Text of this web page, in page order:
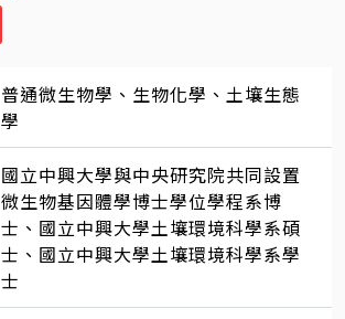
普通微生物學、生物化學、土壤生態
學
國立中興大學與中央研究院共同設置
微生物基因體學博士學位學程系博
士、國立中興大學土壤環境科學系碩
士、國立中興大學土壤環境科學系學
士